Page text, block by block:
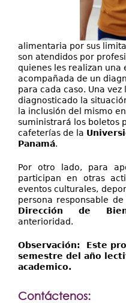
alimentaria por sus
son atendidos por
quienes les realizan una
acompañada de un
para cada caso. Una
diagnosticado la
la inclusión del mismo
suministrará los boletos
cafeterías de la
Panamá.
Por otro lado, para
participan en otras
eventos culturales,
persona responsable
Dirección de
anterioridad.
Observación: Este
semestre del año
academico.
Contáctenos: